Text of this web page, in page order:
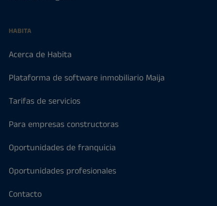
HABITA
Acerca de Habita
Plataforma de software inmobiliario Maija
Tarifas de servicios
Para empresas constructoras
Oportunidades de franquicia
Oportunidades profesionales
Contacto